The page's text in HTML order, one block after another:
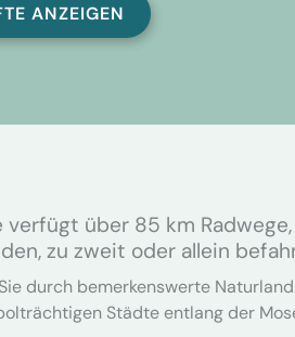
ANZEIGEN
verfügt über 85 km
zu zweit oder allein
durch bemerkenswerte
Städte entlang der